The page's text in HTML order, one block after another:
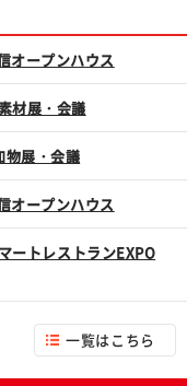
オープンハウス
材展・会議
物展・会議
オープンハウス
トレストランEXPO
一覧はこちら